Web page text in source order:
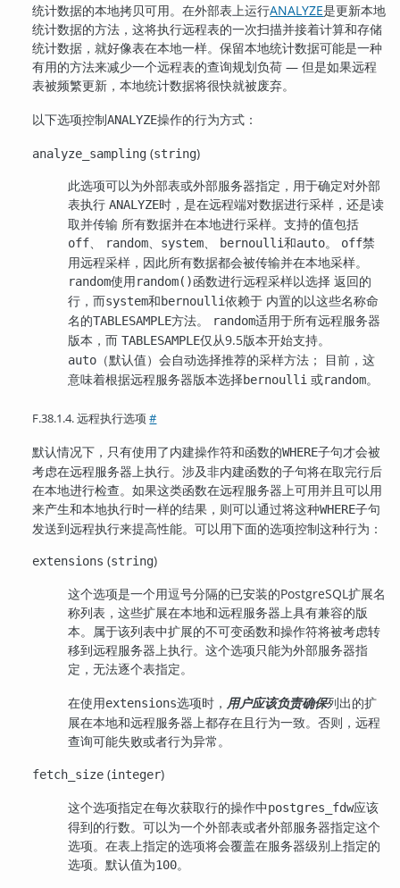
统计数据的本地拷贝可用。在外部表上运行ANALYZE是更新本地
统计数据的方法，这将执行远程表的一次扫描并接着计算和存储
统计数据，就好像表在本地一样。保留本地统计数据可能是一种
有用的方法来减少一个远程表的查询规划负荷 — 但是如果远程
表被频繁更新，本地统计数据将很快就被废弃。
以下选项控制ANALYZE操作的行为方式：
analyze_sampling (string)
此选项可以为外部表或外部服务器指定，用于确定对外部
表执行ANALYZE时，是在远程端对数据进行采样，还是读
取并传输 所有数据并在本地进行采样。支持的值包括
off、 random、 system、 bernoulli和auto。 off禁
用远程采样，因此所有数据都会被传输并在本地采样。
random使用random()函数进行远程采样以选择 返回的
行，而system和bernoulli依赖于 内置的以这些名称命
名的TABLESAMPLE方法。 random适用于所有远程服务器
版本，而TABLESAMPLE仅从9.5版本开始支持。
auto （默认值）会自动选择推荐的采样方法； 目前，这
意味着根据远程服务器版本选择bernoulli 或random。
F.38.1.4. 远程执行选项#
默认情况下，只有使用了内建操作符和函数的WHERE子句才会被
考虑在远程服务器上执行。涉及非内建函数的子句将在取完行后
在本地进行检查。如果这类函数在远程服务器上可用并且可以用
来产生和本地执行时一样的结果，则可以通过将这种WHERE子句
发送到远程执行来提高性能。可以用下面的选项控制这种行为：
extensions (string)
这个选项是一个用逗号分隔的已安装的PostgreSQL扩展名
称列表，这些扩展在本地和远程服务器上具有兼容的版
本。属于该列表中扩展的不可变函数和操作符将被考虑转
移到远程服务器上执行。这个选项只能为外部服务器指
定，无法逐个表指定。
在使用extensions选项时， 用户应该负责确保列出的扩
展在本地和远程服务器上都存在且行为一致。否则，远程
查询可能失败或者行为异常。
fetch_size (integer)
这个选项指定在每次获取行的操作中postgres_fdw应该
得到的行数。可以为一个外部表或者外部服务器指定这个
选项。在表上指定的选项将会覆盖在服务器级别上指定的
选项。默认值为100。